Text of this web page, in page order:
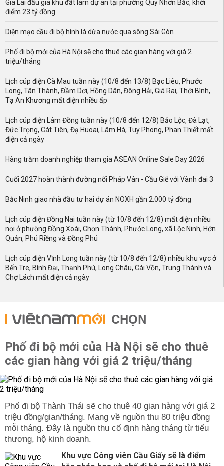
Gia Lai đấu giá khu đất làm dự án tại phường Quy Nhơn Bắc, khởi
điểm 23 tỷ đồng
Diện mạo cầu đi bộ hình lá dừa nước qua sông Sài Gòn
Phố đi bộ mới của Hà Nội sẽ cho thuê các gian hàng với giá 2
triệu/tháng
Lịch cúp điện Cà Mau tuần này (10/8 đến 13/8) Bạc Liêu, Phước
Long, Tân Thành, Đầm Dơi, Hồng Dân, Đông Hải, Giá Rai, Thới Bình,
Tạ An Khương mất điện nhiều ấp
Lịch cúp điện Lâm Đồng tuần này (10/8 đến 12/8) Bảo Lộc, Đà Lạt,
Đức Trọng, Cát Tiên, Đạ Huoai, Lâm Hà, Tuy Phong, Phan Thiết mất
điện cả ngày
Hàng trăm doanh nghiệp tham gia ASEAN Online Sale Day 2026
Cuối 2027 hoàn thành đường nối Pháp Vân - Cầu Giẽ với Vành đai 3
Bắc Ninh giao nhà đầu tư hai dự án NOXH gần 2.000 tỷ đồng
Lịch cúp điện Đồng Nai tuần này (từ 10/8 đến 12/8) mất điện nhiều
nơi ở phường Đồng Xoài, Chơn Thành, Phước Long, xã Lộc Ninh, Hớn
Quản, Phú Riềng và Đồng Phú
Lịch cúp điện Vĩnh Long tuần này (từ 10/8 đến 12/8) nhiều khu vực ở
Bến Tre, Bình Đại, Thạnh Phú, Long Châu, Cái Vồn, Trung Thành và
Chợ Lách mất điện cả ngày
CHỌN
Phố đi bộ mới của Hà Nội sẽ cho thuê
các gian hàng với giá 2 triệu/tháng
Phố đi bộ Thành Thái sẽ cho thuê 40 gian hàng với giá 2
triệu đồng/gian/tháng. Mang về nguồn thu 80 triệu đồng
mỗi tháng. Đây là nguồn thu cố định hàng tháng từ tiểu
thương, hộ kinh doanh.
Khu vực Công viên Cầu Giấy sẽ là điểm